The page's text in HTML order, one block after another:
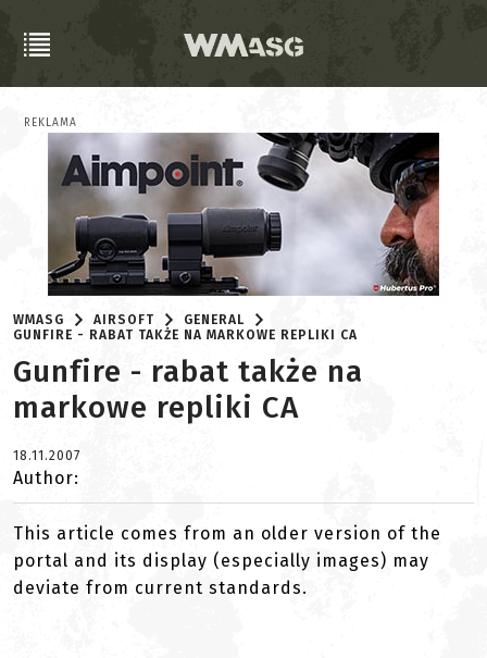
REKLAMA
WMASG AIRSOFT
GENERAL
GUNFIRE - RABAT TAKŻE NA MARKOWE REPLIKI CA
Gunfire - rabat także na
markowe repliki CA
18.11.2007
Author:
This article comes from an older version of the
portal and its display (especially images) may
deviate from current standards.